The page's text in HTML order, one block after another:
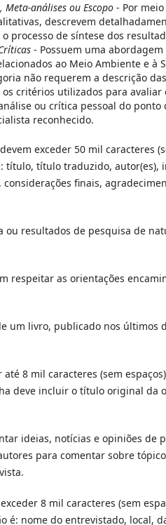
Meta-análises ou Escopo - Por
descrevem
o processo de síntese dos
- Possuem uma
ao Meio Ambiente e à
não requerem a descrição
critérios utilizados para
ou crítica pessoal do
reconhecido.
exceder 50 mil caracteres
título, título traduzido, autor(es),
finais,
ou resultados de pesquisa de
respeitar as orientações
um livro, publicado nos últimos
8 mil caracteres (sem
deve incluir o título original da
ideias, notícias e opiniões de
para comentar sobre
8 mil caracteres (sem
é: nome do entrevistado, local,